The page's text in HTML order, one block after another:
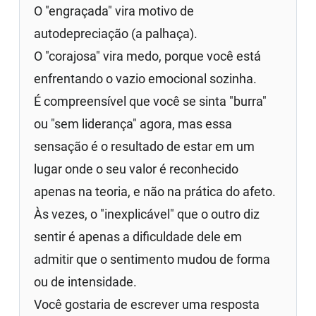
O "engraçada" vira motivo de
autodepreciação (a palhaça).
O "corajosa" vira medo, porque você está
enfrentando o vazio emocional sozinha.
É compreensível que você se sinta "burra"
ou "sem liderança" agora, mas essa
sensação é o resultado de estar em um
lugar onde o seu valor é reconhecido
apenas na teoria, e não na prática do afeto.
Às vezes, o "inexplicável" que o outro diz
sentir é apenas a dificuldade dele em
admitir que o sentimento mudou de forma
ou de intensidade.
Você gostaria de escrever uma resposta